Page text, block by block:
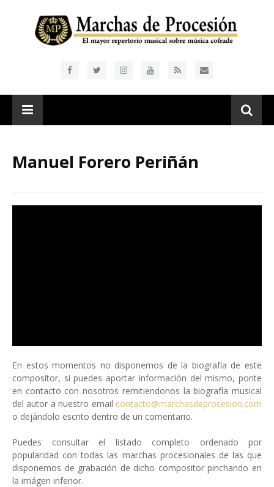
Manuel Forero Periñán
En estos momentos no disponemos de la biografía de este
compositor, si puedes aportar información del mismo, ponte
en contacto con nosotros remitiendonos la biografía musical
del autor a nuestro email contacto@marchasdeprocesion.com
o dejándolo escrito dentro de un comentario.
Puedes consultar el listado completo ordenado por
popularidad con todas las marchas procesionales de las que
disponemos de grabación de dicho compositor pinchando en
la imágen inferior.